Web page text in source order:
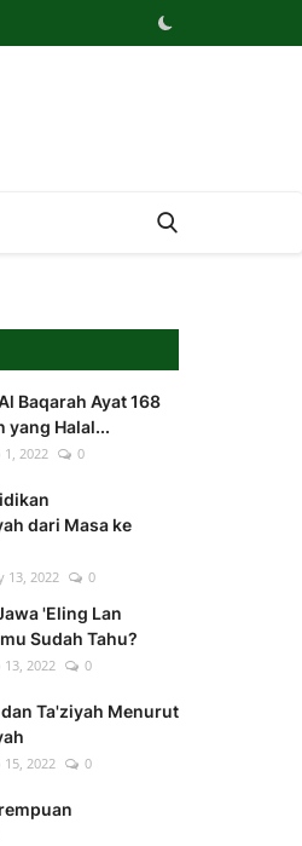
Baqarah Ayat 168
yang Halal...
1, 2022 0
dari Masa ke
13, 2022 0
'Eling Lan
Sudah Tahu?
13, 2022 0
Ta'ziyah Menurut
15, 2022 0